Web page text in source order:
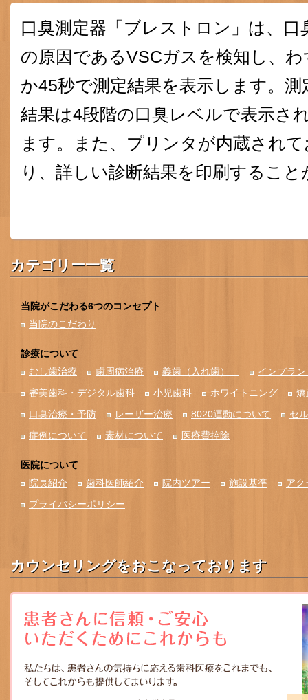
口臭測定器「ブレストロン」は、口
の原因であるVSCガスを検知し、わ
か45秒で測定結果を表示します。測
結果は4段階の口臭レベルで表示さ
ます。また、プリンタが内蔵されて
り、詳しい診断結果を印刷するこ
カテゴリー一覧
当院がこだわる6つのコンセプト
当院のこだわり
診療について
むし歯治療
歯周病治療 義歯（入れ歯）
インプラン
審美歯科・デジタル歯科
小児歯科 ホワイトニング
矯
口臭治療・予防
レーザー治療 8020運動について
セ
症例について
素材について 医療費控除
医院について
院長紹介
歯科医師紹介 院内ツアー 施設基準
アク
プライバシーポリシー
カウンセリングをおこなっております